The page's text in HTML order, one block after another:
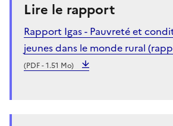
Lire le rapport
Rapport Igas - Pauvreté et
jeunes dans le monde rural
(PDF - 1.51 Mo)